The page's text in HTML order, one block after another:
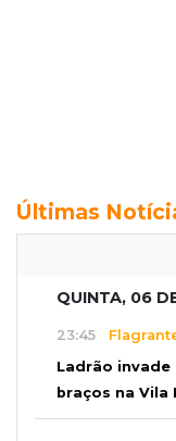
Últimas
QUINTA, 06
23:45
Ladrão invade
braços na Vila